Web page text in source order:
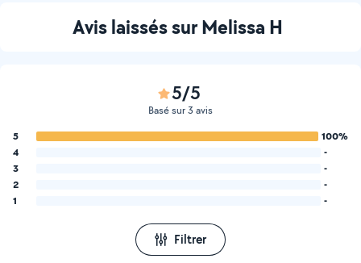
Avis laissés sur Melissa H
5/5
Basé sur 3 avis
5
100%
4
-
3
-
2
-
1
-
Filtrer